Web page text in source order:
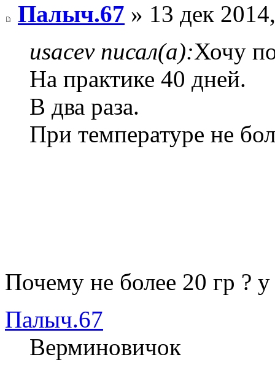
Палыч.67 » 13 дек
usacev писал(а):Хочу
На практике 40 дней.
В два раза.
При температуре не
Почему не более 20 гр ?
Палыч.67
Верминовичок